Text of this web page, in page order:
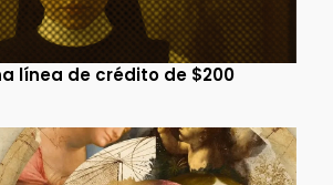
línea de crédito de $200